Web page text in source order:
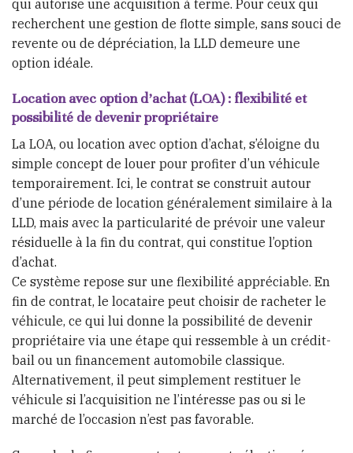
qui autorise une acquisition à terme. Pour ceux qui
recherchent une gestion de flotte simple, sans souci de
revente ou de dépréciation, la LLD demeure une
option idéale.
Location avec option d’achat (LOA) : flexibilité et
possibilité de devenir propriétaire
La LOA, ou location avec option d’achat, s’éloigne du
simple concept de louer pour profiter d’un véhicule
temporairement. Ici, le contrat se construit autour
d’une période de location généralement similaire à la
LLD, mais avec la particularité de prévoir une valeur
résiduelle à la fin du contrat, qui constitue l’option
d’achat.
Ce système repose sur une flexibilité appréciable. En
fin de contrat, le locataire peut choisir de racheter le
véhicule, ce qui lui donne la possibilité de devenir
propriétaire via une étape qui ressemble à un crédit-
bail ou un financement automobile classique.
Alternativement, il peut simplement restituer le
véhicule si l’acquisition ne l’intéresse pas ou si le
marché de l’occasion n’est pas favorable.